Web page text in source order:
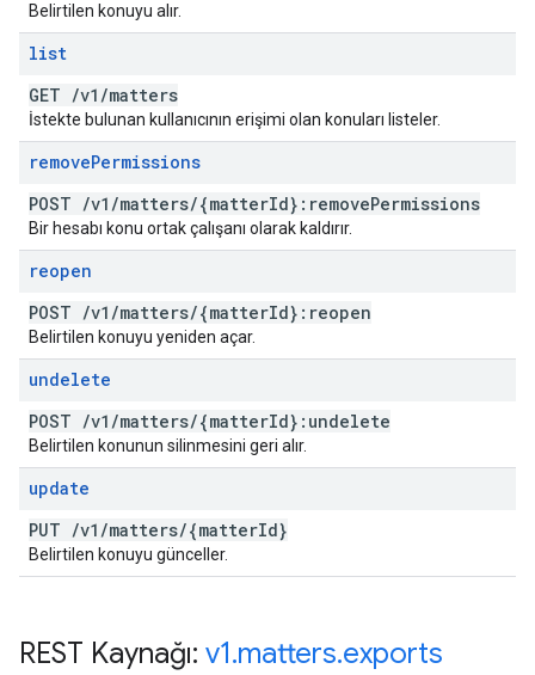
Belirtilen konuyu alır.
list
GET /v1 /matters
İstekte bulunan kullanıcının erişimi olan konuları listeler.
removePermissions
POST /v1 /matters/{matterId}:removePermissions
Bir hesabı konu ortak çalışanı olarak kaldırır.
reopen
POST /v1 /matters/{matterId}:reopen
Belirtilen konuyu yeniden açar.
undelete
POST /v1 /matters/{matterId}:undelete
Belirtilen konunun silinmesini geri alır.
update
PUT /v1 /matters/{matterId}
Belirtilen konuyu günceller.
REST Kaynağı: v1.matters.exports